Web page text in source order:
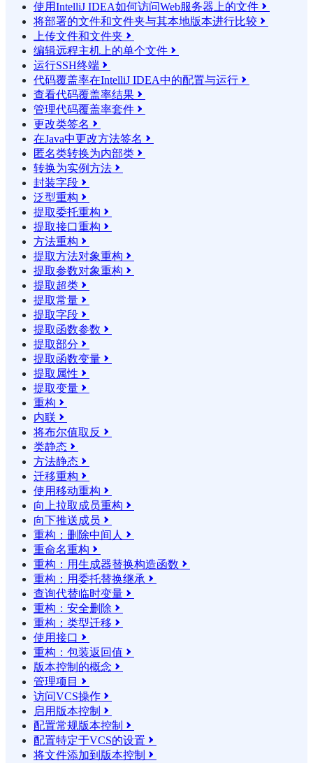
使用IntelliJ IDEA如何访问Web服务器上的文件 
将部署的文件和文件夹与其本地版本进行比较 
上传文件和文件夹 
编辑远程主机上的单个文件 
运行SSH终端 
代码覆盖率在IntelliJ IDEA中的配置与运行 
查看代码覆盖率结果 
管理代码覆盖率套件 
更改类签名 
在Java中更改方法签名 
匿名类转换为内部类 
转换为实例方法 
封装字段 
泛型重构 
提取委托重构 
提取接口重构 
方法重构 
提取方法对象重构 
提取参数对象重构 
提取超类 
提取常量 
提取字段 
提取函数参数 
提取部分 
提取函数变量 
提取属性 
提取变量 
重构 
内联 
将布尔值取反 
类静态 
方法静态 
迁移重构 
使用移动重构 
向上拉取成员重构 
向下推送成员 
重构：删除中间人 
重命名重构 
重构：用生成器替换构造函数 
重构：用委托替换继承 
查询代替临时变量 
重构：安全删除 
重构：类型迁移 
使用接口 
重构：包装返回值 
版本控制的概念 
管理项目 
访问VCS操作 
启用版本控制 
配置常规版本控制 
配置特定于VCS的设置 
将文件添加到版本控制 